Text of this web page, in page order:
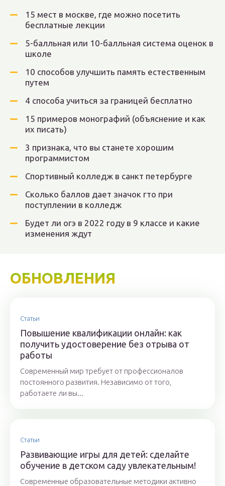
15 мест в москве, где можно посетить
бесплатные лекции
5-балльная или 10-балльная система оценок в
школе
10 способов улучшить память естественным
путем
4 способа учиться за границей бесплатно
15 примеров монографий (объяснение и как
их писать)
3 признака, что вы станете хорошим
программистом
Спортивный колледж в санкт петербурге
Сколько баллов дает значок гто при
поступлении в колледж
Будет ли огэ в 2022 году в 9 классе и какие
изменения ждут
ОБНОВЛЕНИЯ
Статьи
Повышение квалификации онлайн: как
получить удостоверение без отрыва от
работы
Современный мир требует от профессионалов
постоянного развития. Независимо от того,
работаете ли вы...
Статьи
Развивающие игры для детей: сделайте
обучение в детском саду увлекательным!
Современные образовательные методики активно